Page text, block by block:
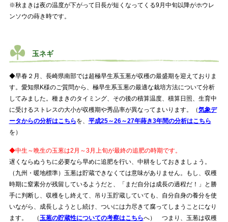
※秋まきは夜の温度が下がって日長が短くなってくる9月中旬以降がホウレ
ンソウの蒔き時です。
玉ネギ
◆早春２月、長崎県南部では超極早生系玉葱が収穫の最盛期を迎えておりま
す。愛知県K様のご質問から、極早生系玉葱の最適な栽培方法について分析
してみました。種まきのタイミング、その後の積算温度、積算日照、生育中
に受けるストレスの大小が収穫期や秀品率が異なってまいります。（気象デ
ータからの分析はこちらを、 平成25～26～27年蒔き3年間の分析はこちら
を）
◆中生～晩生の玉葱は2月～3月上旬が最終の追肥の時期です。
遅くならぬうちに必要なら早めに追肥を行い、中耕をしておきましょう。
（九州・暖地標準）玉葱は貯蔵できなくては意味がありません。もし、収穫
時期に窒素分が残留しているようだと、「まだ自分は成長の過程だ！」と勝
手に判断し、収穫をし終えて、吊り玉貯蔵していても、自分自身の養分を使
いながら、成長しようとし続け、ついには力尽きて腐ってしまうことになり
ます。 （玉葱の貯蔵性についての考察はこちらへ） つまり、玉葱は収穫